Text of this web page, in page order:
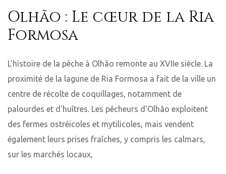
Olhão : Le cœur de la Ria
Formosa
L'histoire de la pêche à Olhão remonte au XVIIe siècle. La
proximité de la lagune de Ria Formosa a fait de la ville un
centre de récolte de coquillages, notamment de
palourdes et d'huîtres. Les pêcheurs d'Olhão exploitent
des fermes ostréicoles et mytilicoles, mais vendent
également leurs prises fraîches, y compris les calmars,
sur les marchés locaux,